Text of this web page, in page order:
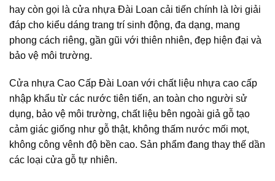
hay còn gọi là cửa nhựa Đài Loan cải tiến chính là lời giải
đáp cho kiểu dáng trang trí sinh động, đa dạng, mang
phong cách riêng, gần gũi với thiên nhiên, đẹp hiện đại và
bảo vệ môi trường.
Cửa nhựa Cao Cấp Đài Loan với chất liệu nhựa cao cấp
nhập khẩu từ các nước tiên tiến, an toàn cho người sử
dụng, bảo vệ môi trường, chất liệu bên ngoài giả gỗ tạo
cảm giác giống như gỗ thật, không thấm nước mối mọt,
không công vênh độ bền cao. Sản phẩm đang thay thế dần
các loại cửa gỗ tự nhiên.